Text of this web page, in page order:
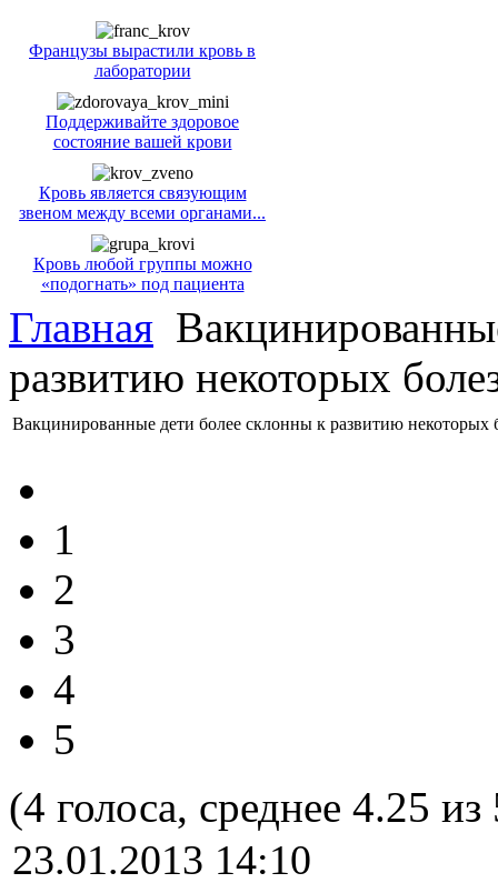
Французы вырастили кровь в
лаборатории
Поддерживайте здоровое
состояние вашей крови
Кровь является связующим
звеном между всеми органами...
Кровь любой группы можно
«подогнать» под пациента
Главная
развитию некоторых
Вакцинированные дети более склонны к развитию некоторых
1
2
3
4
5
(4 голоса, среднее 4.25 из
23.01.2013 14:10